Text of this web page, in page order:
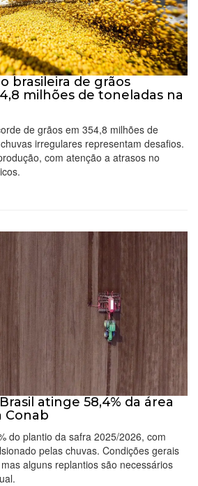
brasileira de grãos
milhões de toneladas na
de grãos em 354,8 milhões de
irregulares representam desafios.
com atenção a atrasos no
atinge 58,4% da área
Conab
do plantio da safra 2025/2026, com
pelas chuvas. Condições gerais
alguns replantios são necessários